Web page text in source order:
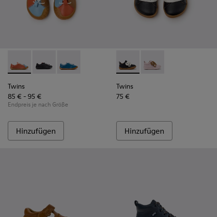
Twins - K800707-008 - Mehrfarbige Ledersneaker für
Twins - K800707-007
Twins - K800707-002 - Blaue Sneaker aus
Twins
85 € - 95 €
Endpreis je nach Größe
Hinzufügen
Twins - K800714-002 -
Twins - K800714-
Twins
75 €
Hinzufügen